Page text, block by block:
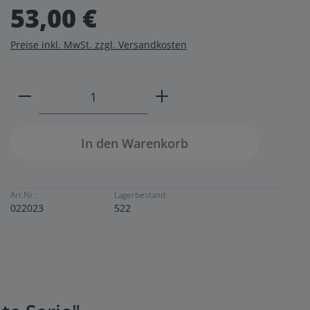
53,00 €
Preise inkl. MwSt. zzgl. Versandkosten
Produkt Anzahl: Gib den
In den Warenkorb
Art.Nr.:
022023
Lagerbestand:
522